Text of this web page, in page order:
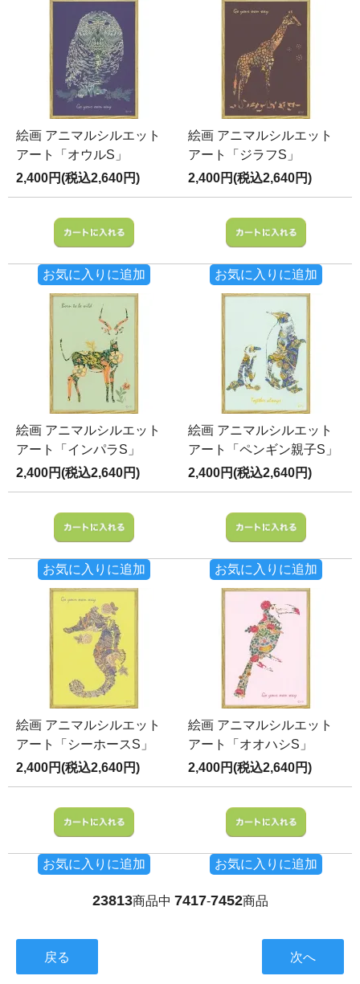
絵画 アニマルシルエット
アート「オウルS」
2,400円(税込2,640円)
お気に入りに追加
絵画 アニマルシルエット
アート「ジラフS」
2,400円(税込2,640円)
お気に入りに追加
絵画 アニマルシルエット
アート「インパラS」
2,400円(税込2,640円)
お気に入りに追加
絵画 アニマルシルエット
アート「ペンギン親子S」
2,400円(税込2,640円)
お気に入りに追加
絵画 アニマルシルエット
アート「シーホースS」
2,400円(税込2,640円)
お気に入りに追加
絵画 アニマルシルエット
アート「オオハシS」
2,400円(税込2,640円)
お気に入りに追加
23813商品中 7417-7452商品
戻る 次へ